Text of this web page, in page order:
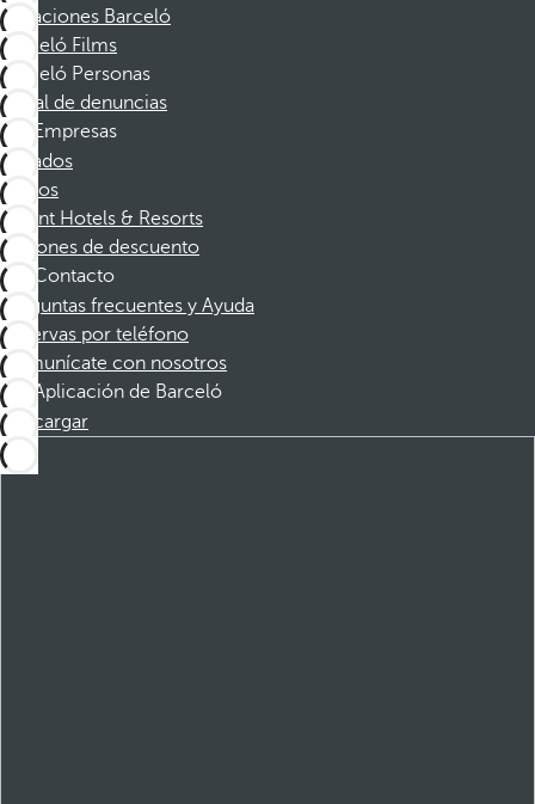
Vacaciones Barceló
Barceló Films
Barceló Personas
Canal de denuncias
Empresas
Afiliados
Socios
Dorint Hotels & Resorts
Cupones de descuento
Contacto
Preguntas frecuentes y Ayuda
Reservas por teléfono
Comunícate con nosotros
Aplicación de Barceló
Descargar